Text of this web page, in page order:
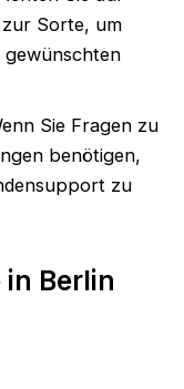
Sorte, um
gewünschten
Sie Fragen zu
benötigen,
zu
Berlin